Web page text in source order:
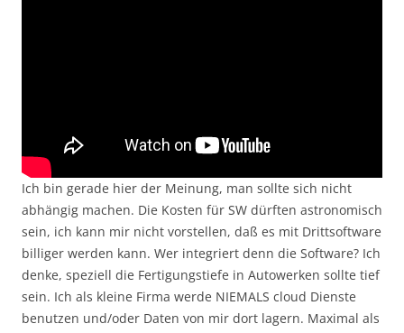
Ich bin gerade hier der Meinung, man sollte sich nicht
abhängig machen. Die Kosten für SW dürften astronomisch
sein, ich kann mir nicht vorstellen, daß es mit Drittsoftware
billiger werden kann. Wer integriert denn die Software? Ich
denke, speziell die Fertigungstiefe in Autowerken sollte tief
sein. Ich als kleine Firma werde NIEMALS cloud Dienste
benutzen und/oder Daten von mir dort lagern. Maximal als